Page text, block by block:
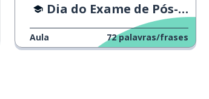
Dia do Exame de Pós-Graduação 2023
Aula 72 palavras/frases